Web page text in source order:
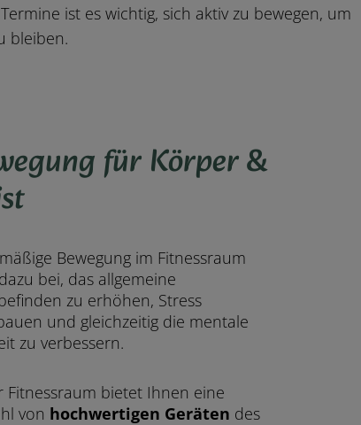
ist es wichtig, sich aktiv zu bewegen, um
bleiben.
für Körper &
Bewegung im Fitnessraum
bei, das allgemeine
zu erhöhen, Stress
und gleichzeitig die mentale
zu verbessern.
Fitnessraum bietet Ihnen eine
von hochwertigen Geräten des